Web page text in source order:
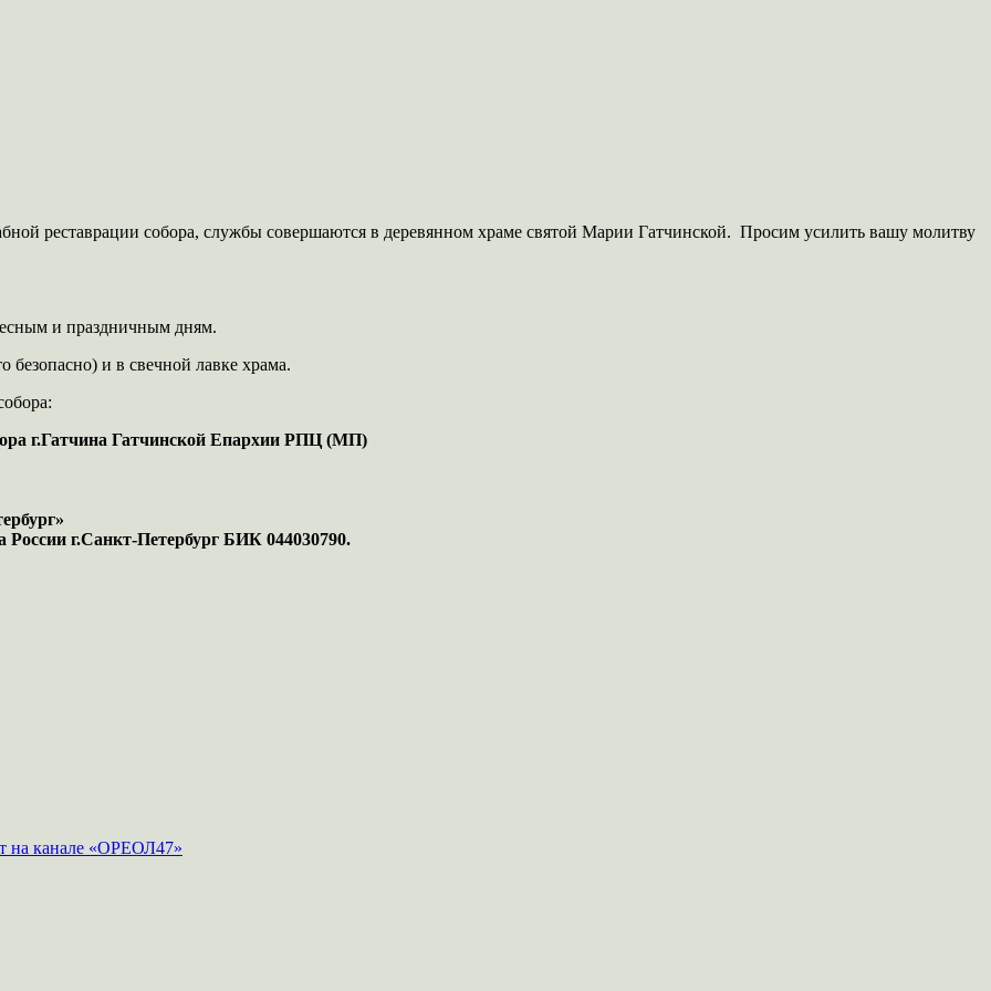
реставрации собора, службы совершаются в деревянном храме святой Марии Гатчинской. Просим усилить вашу молитву
и праздничным дням.
безопасно) и в свечной лавке храма.
г.Гатчина Гатчинской Епархии РПЦ (МП)
России г.Санкт-Петербург БИК 044030790.
на канале «ОРЕОЛ47»